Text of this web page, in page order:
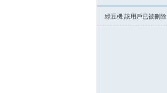
綠豆機 該用戶已被刪除